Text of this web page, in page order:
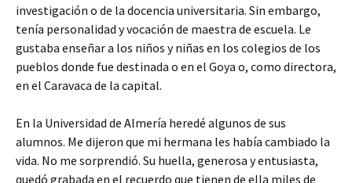
investigación o de la docencia universitaria. Sin embargo,
tenía personalidad y vocación de maestra de escuela. Le
gustaba enseñar a los niños y niñas en los colegios de los
pueblos donde fue destinada o en el Goya o, como directora,
en el Caravaca de la capital.
En la Universidad de Almería heredé algunos de sus
alumnos. Me dijeron que mi hermana les había cambiado la
vida. No me sorprendió. Su huella, generosa y entusiasta,
quedó grabada en el recuerdo que tienen de ella miles de